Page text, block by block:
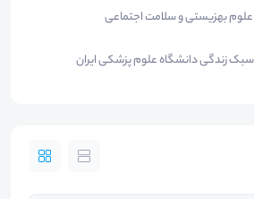
بهزیستی و سلامت اجتماعی
سبک زندگی دانشگاه علوم پزشکی ایران